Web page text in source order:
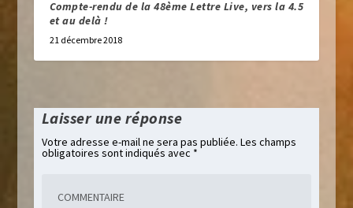
Compte-rendu de la 48ème Lettre Live, vers la 4.5
et au delà !
21 décembre 2018
Laisser une réponse
Votre adresse e-mail ne sera pas publiée. Les champs
obligatoires sont indiqués avec *